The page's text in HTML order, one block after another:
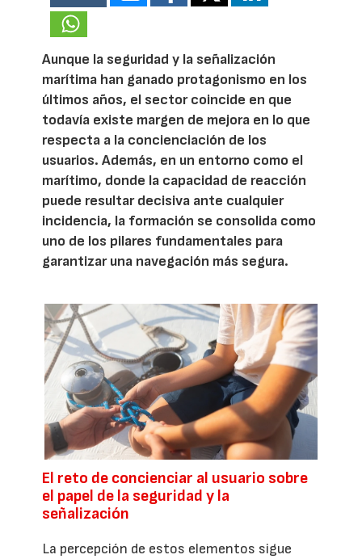
Aunque la seguridad y la señalización
marítima han ganado protagonismo en los
últimos años, el sector coincide en que
todavía existe margen de mejora en lo que
respecta a la concienciación de los
usuarios. Además, en un entorno como el
marítimo, donde la capacidad de reacción
puede resultar decisiva ante cualquier
incidencia, la formación se consolida como
uno de los pilares fundamentales para
garantizar una navegación más segura.
El reto de concienciar al usuario sobre
el papel de la seguridad y la
señalización
La percepción de estos elementos sigue